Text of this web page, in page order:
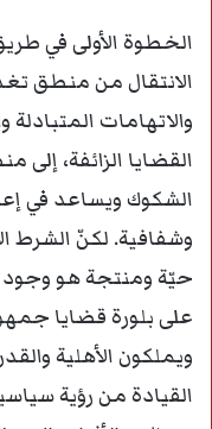
الخطوة الأولى في
الانتقال من منطق
والاتهامات
القضايا الزائفة،
الشكوك ويساعد في
وشفافية. لكنّ الشرط
حيّة ومنتجة هو
على بلورة قضايا
ويملكون الأهلية
القيادة من رؤية